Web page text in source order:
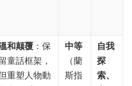
和颠覆 ​：保
童話框架，
重塑人物動
中等
（蘭
斯指
自我
探
索、